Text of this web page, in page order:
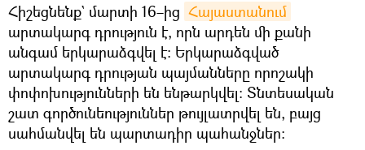
Հիշեցնենք` մարտի 16–ից Հայաստանում
արտակարգ դրություն է, որն արդեն մի քանի
անգամ երկարաձգվել է։ Երկարաձգված
արտակարգ դրության պայմանները որոշակի
փոփոխությունների են ենթարկվել։ Տնտեսական
շատ գործունեություններ թույլատրվել են, բայց
սահմանվել են պարտադիր պահանջներ։